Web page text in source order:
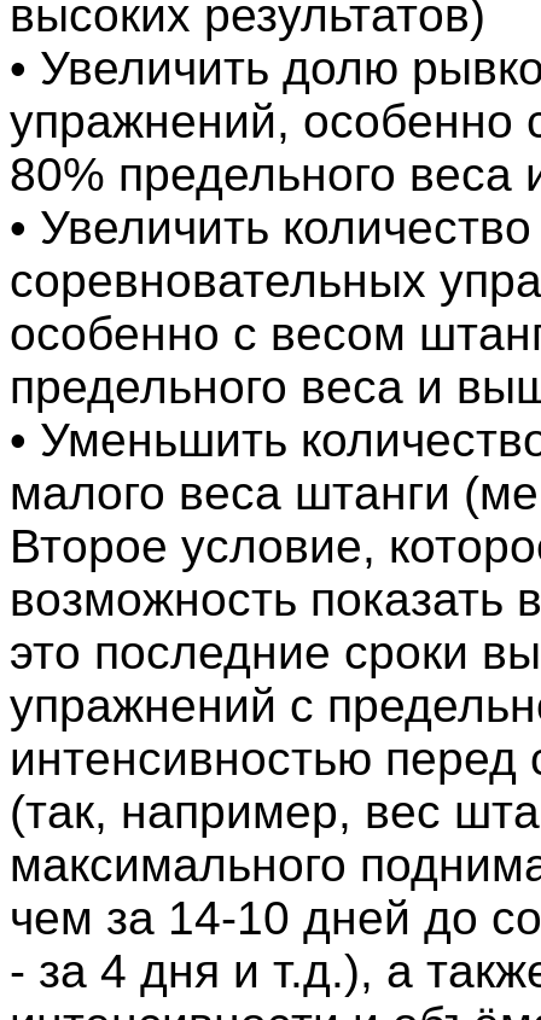
высоких результатов)
• Увеличить долю
упражнений, особенно
80% предельного
• Увеличить количество
соревновательных
особенно с весом
предельного веса и
• Уменьшить
малого веса штанги
Второе условие,
возможность показать
это последние сроки
упражнений с
интенсивностью
(так, например, вес
максимального
чем за 14-10 дней до
- за 4 дня и т.д.), а